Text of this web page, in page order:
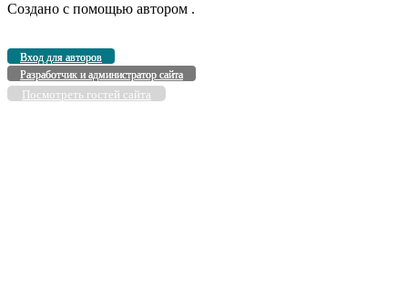
Создано с помощью автором .
Вход для авторов
Разработчик и администратор сайта
Посмотреть гостей сайта